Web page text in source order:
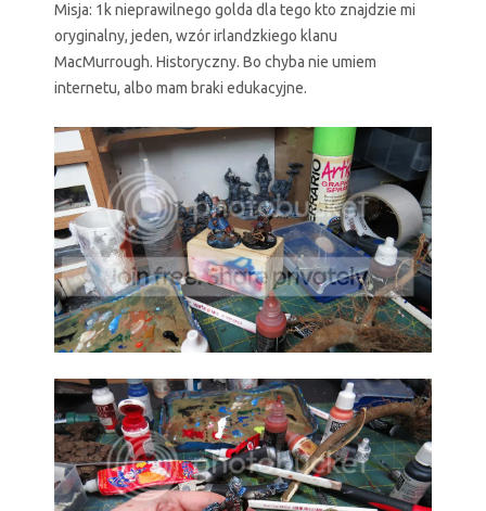
Misja: 1k nieprawilnego golda dla tego kto znajdzie mi
oryginalny, jeden, wzór irlandzkiego klanu
MacMurrough. Historyczny. Bo chyba nie umiem
internetu, albo mam braki edukacyjne.